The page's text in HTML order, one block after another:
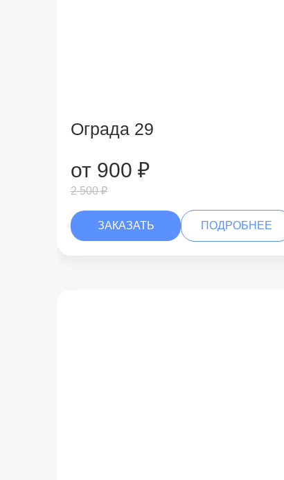
Ограда 29
от 900 ₽
2 500 ₽
ЗАКАЗАТЬ ПОДРОБНЕЕ